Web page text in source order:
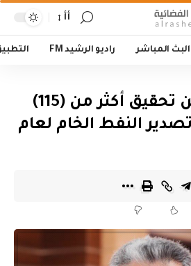
أأ
البث المباشر راديو الرشيد FM
وزير النفط يعلن تحقيق أكثر من (115)
النفط الخام لعام